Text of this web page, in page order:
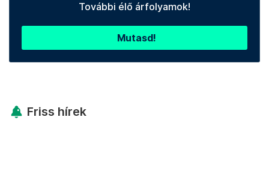
További élő árfolyamok!
Mutasd!
Friss hírek